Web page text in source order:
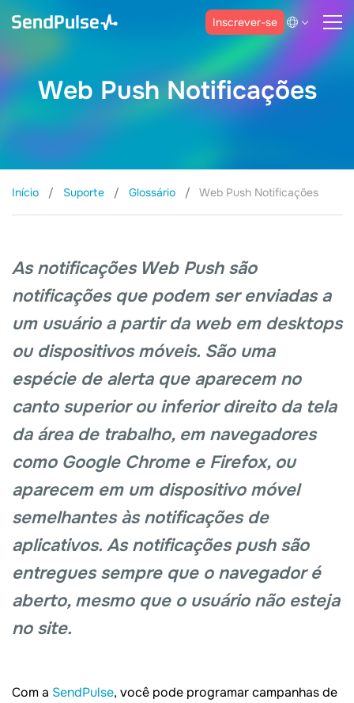
Inscrever-se
Web Push Notificações
Início Suporte Glossário Web Push Notificações
As notificações Web Push são
notificações que podem ser enviadas a
um usuário a partir da web em desktops
ou dispositivos móveis. São uma
espécie de alerta que aparecem no
canto superior ou inferior direito da tela
da área de trabalho, em navegadores
como Google Chrome e Firefox, ou
aparecem em um dispositivo móvel
semelhantes às notificações de
aplicativos. As notificações push são
entregues sempre que o navegador é
aberto, mesmo que o usuário não esteja
no site.
Com a SendPulse, você pode programar campanhas de